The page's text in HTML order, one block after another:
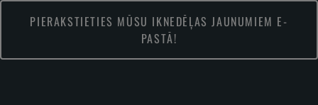
PIERAKSTIETIES MŪSU IKNEDĒĻAS JAUNUMIEM E-
PASTĀ!